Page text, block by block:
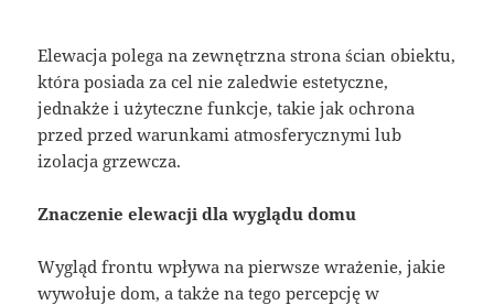
Elewacja polega na zewnętrzna strona ścian obiektu,
która posiada za cel nie zaledwie estetyczne,
jednakże i użyteczne funkcje, takie jak ochrona
przed przed warunkami atmosferycznymi lub
izolacja grzewcza.
Znaczenie elewacji dla wyglądu domu
Wygląd frontu wpływa na pierwsze wrażenie, jakie
wywołuje dom, a także na tego percepcję w